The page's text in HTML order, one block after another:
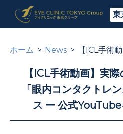
東
ホーム News 【ICL手術
【ICL手術動画】実
「眼内コンタクトレ
ス ー 公式